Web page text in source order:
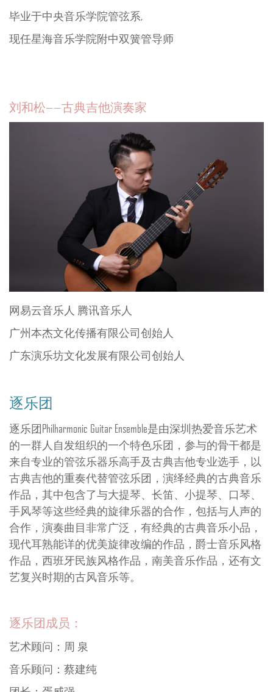
毕业于中央音乐学院管弦系,
现任星海音乐学院附中双簧管导师
刘和松——古典吉他演奏家
网易云音乐人 腾讯音乐人
广州本杰文化传播有限公司创始人
广东演乐坊文化发展有限公司创始人
逐乐团
逐乐团Philharmonic Guitar Ensemble是由深圳热爱音乐艺术
的一群人自发组织的一个特色乐团，参与的骨干都是
来自专业的管弦乐器乐高手及古典吉他专业选手，以
古典吉他的重奏代替管弦乐团，演绎经典的古典音乐
作品，其中包含了与大提琴、长笛、小提琴、口琴、
手风琴等这些经典的旋律乐器的合作，包括与人声的
合作，演奏曲目非常广泛，有经典的古典音乐小品，
现代耳熟能详的优美旋律改编的作品，爵士音乐风格
作品，西班牙民族风格作品，南美音乐作品，还有文
艺复兴时期的古风音乐等。